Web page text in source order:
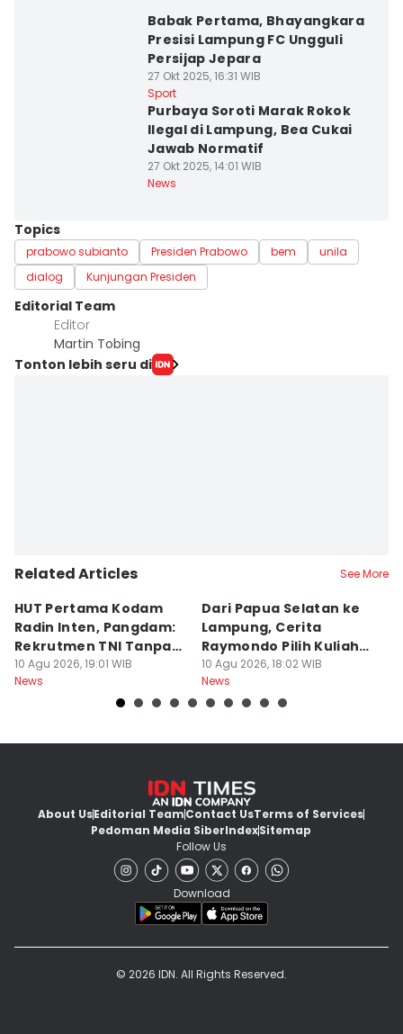
Babak Pertama, Bhayangkara
Presisi Lampung FC Ungguli
Persijap Jepara
27 Okt 2025, 16:31 WIB
Sport
Purbaya Soroti Marak Rokok
Ilegal di Lampung, Bea Cukai
Jawab Normatif
27 Okt 2025, 14:01 WIB
News
Topics
prabowo subianto Presiden Prabowo bem
unila
dialog
Kunjungan Presiden
Editorial Team
Editor
Martin Tobing
Tonton lebih seru di
Related Articles See More
HUT Pertama Kodam
Radin Inten, Pangdam:
Rekrutmen TNI Tanpa
Main Uang
10 Agu 2026, 19:01 WIB
News
Dari Papua Selatan ke
Lampung, Cerita
Raymondo Pilih Kuliah
ITERA
10 Agu 2026, 18:02 WIB
News
About UsEditorial TeamContact UsTerms of Services
Pedoman Media SiberIndexSitemap
Follow Us
Download
© 2026 IDN. All Rights Reserved.